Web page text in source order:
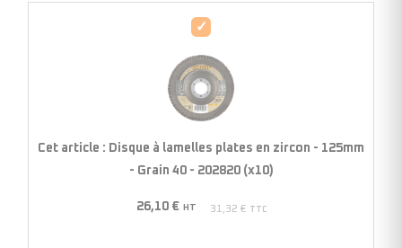
Disque
lamelles
plates
en
-
Cet article : Disque à lamelles plates en zircon - 125mm
- Grain 40 - 202820 (x10)
26,10 € HT 31,32 € TTC